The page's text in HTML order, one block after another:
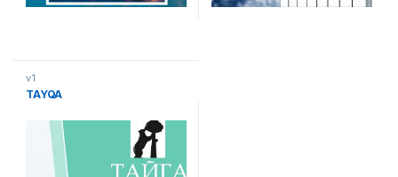
v1
TAYQA